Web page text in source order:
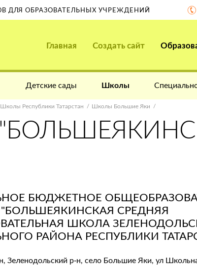
ДЛЯ ОБРАЗОВАТЕЛЬНЫХ УЧРЕЖДЕНИЙ
Главная Создать сайт
Детские сады Школы
Школы Республики Татарстан Школы Большие Яки
БЮДЖЕТНОЕ
СРЕДНЯЯ
ШКОЛА
РАЙОНА РЕСПУБЛИКИ
Зеленодольский р-н, село Большие Яки, ул